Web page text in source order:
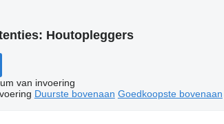
Houtopleggers
van invoering
Duurste bovenaan Goedkoopste bovenaan